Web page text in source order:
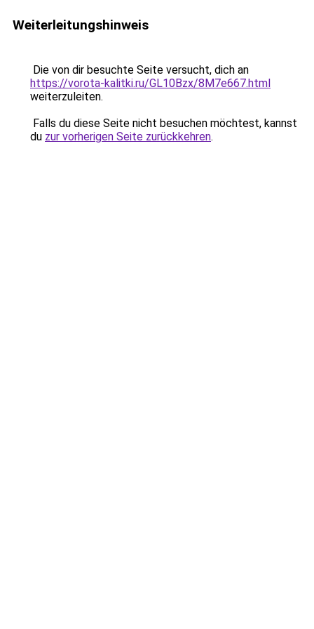
Weiterleitungshinweis
Die von dir besuchte Seite versucht, dich an
https://vorota-kalitki.ru/GL10Bzx/8M7e667.html
weiterzuleiten.
Falls du diese Seite nicht besuchen möchtest, kannst
du zur vorherigen Seite zurückkehren.